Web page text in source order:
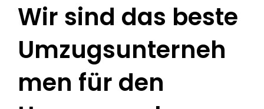
Wir sind das beste
Umzugsunterneh
men für den